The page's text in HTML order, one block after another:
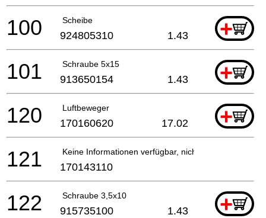
Scheibe +
100 924805310 1.43
Schraube 5x15 +
101 913650154 1.43
Luftbeweger +
120 170160620 17.02
Keine Informationen verfügbar, nicht bestellbar
121 170143110
Schraube 3,5x10 +
122 915735100 1.43